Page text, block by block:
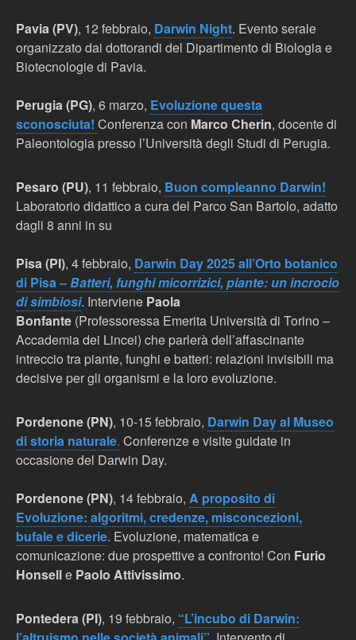
Pavia (PV), 12 febbraio, Darwin Night. Evento serale
organizzato dai dottorandi del Dipartimento di Biologia e
Biotecnologie di Pavia.
Perugia (PG), 6 marzo, Evoluzione questa
sconosciuta! Conferenza con Marco Cherin, docente di
Paleontologia presso l’Università degli Studi di Perugia.
Pesaro (PU), 11 febbraio, Buon compleanno Darwin!
Laboratorio didattico a cura del Parco San Bartolo, adatto
dagli 8 anni in su
Pisa (PI), 4 febbraio, Darwin Day 2025 all’Orto botanico
di Pisa –Batteri, funghi micorrizici, piante: un incrocio
di simbiosi. Interviene Paola
Bonfante (Professoressa Emerita Università di Torino –
Accademia dei Lincei) che parlerà dell’affascinante
intreccio tra piante, funghi e batteri: relazioni invisibili ma
decisive per gli organismi e la loro evoluzione.
Pordenone (PN), 10-15 febbraio, Darwin Day al Museo
di storia naturale. Conferenze e visite guidate in
occasione del Darwin Day.
Pordenone (PN), 14 febbraio, A proposito di
Evoluzione: algoritmi, credenze, misconcezioni,
bufale e dicerie. Evoluzione, matematica e
comunicazione: due prospettive a confronto! Con Furio
Honselle Paolo Attivissimo.
Pontedera (PI), 19 febbraio, “L’incubo di Darwin: